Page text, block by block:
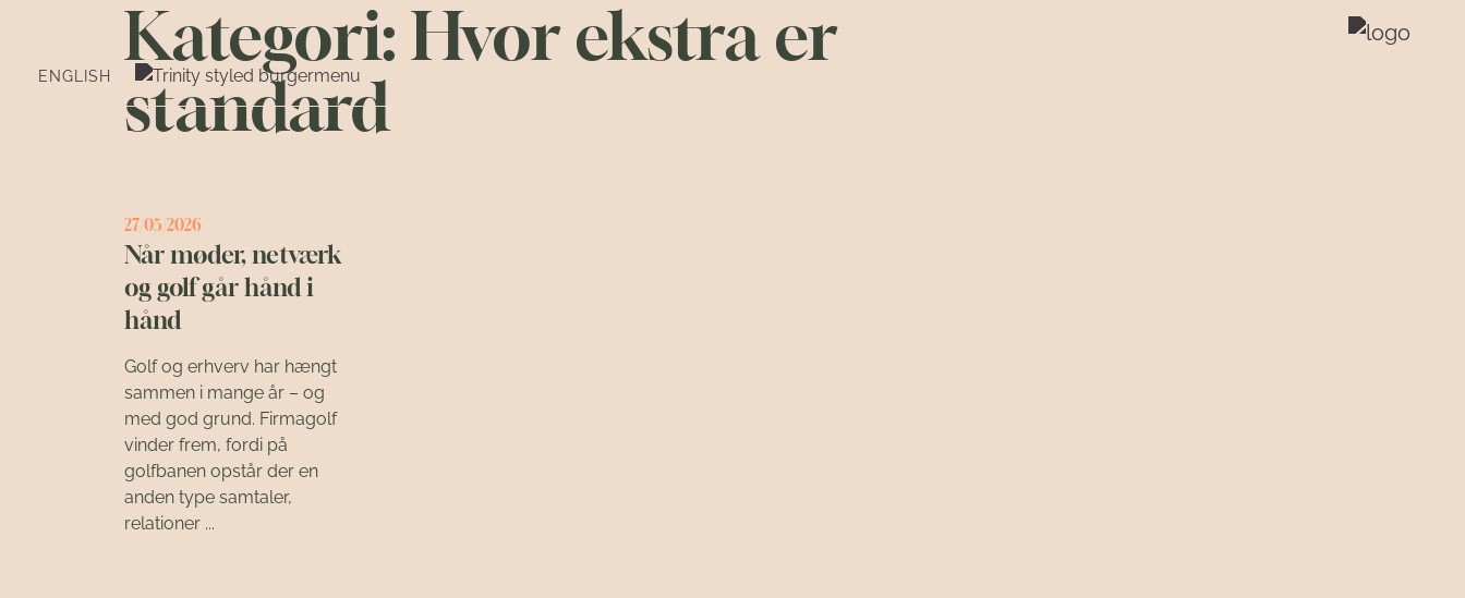
ENGLISH
Kategori: Hvor ekstra er
standard
27/05/2026
Når møder, netværk
og golf går hånd i
hånd
Golf og erhverv har hængt
sammen i mange år – og
med god grund. Firmagolf
vinder frem, fordi på
golfbanen opstår der en
anden type samtaler,
relationer ...